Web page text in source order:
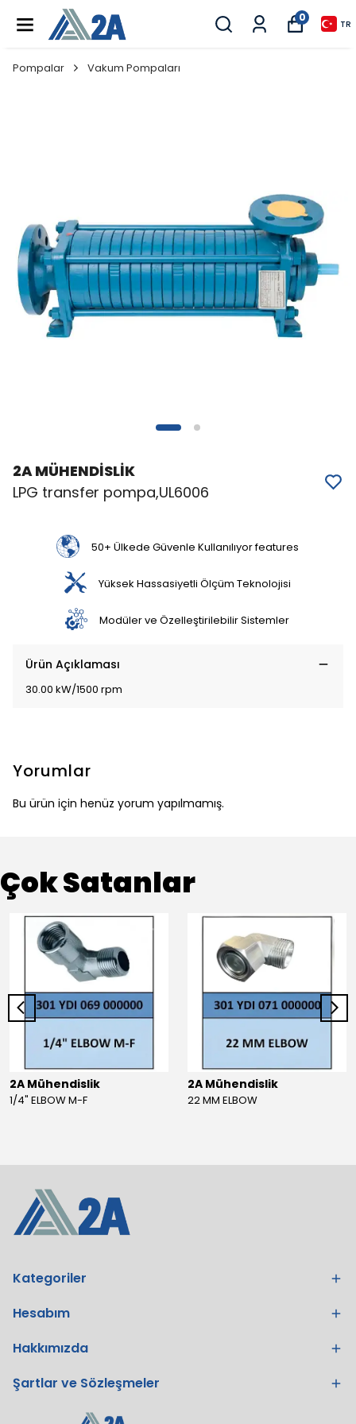
0
TR
Pompalar Vakum Pompaları
2A MÜHENDİSLİK
LPG transfer pompa,UL6006
50+ Ülkede Güvenle Kullanılıyor features
Yüksek Hassasiyetli Ölçüm Teknolojisi
Modüler ve Özelleştirilebilir Sistemler
Ürün Açıklaması
30.00 kW/1500 rpm
Yorumlar
Bu ürün için henüz yorum yapılmamış.
Çok Satanlar
2A Mühendislik
1/4" ELBOW M-F
2A Mühendislik
22 MM ELBOW
Kategoriler
Hesabım
Hakkımızda
Şartlar ve Sözleşmeler